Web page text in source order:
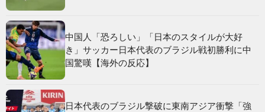
中国人「恐ろしい」「日本のスタイルが大好
き」サッカー日本代表のブラジル戦初勝利に中
国驚嘆【海外の反応】
日本代表のブラジル撃破に東南アジア衝撃「強